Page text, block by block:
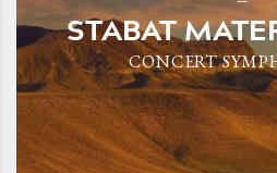
STABAT
CONCERT